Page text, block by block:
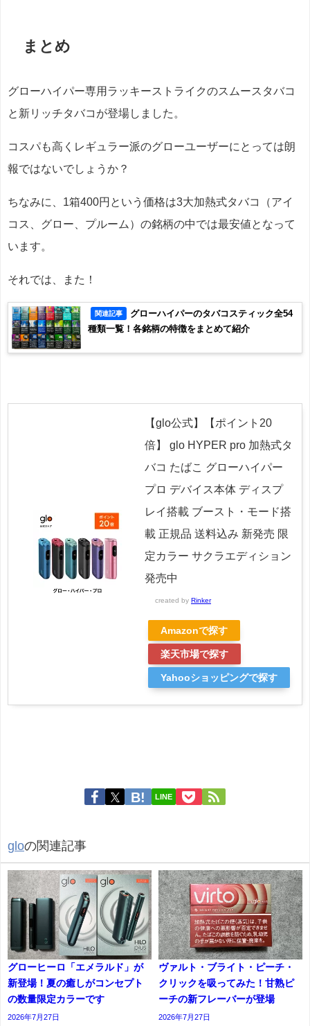
まとめ
グローハイパー専用ラッキーストライクのスムースタバコ
と新リッチタバコが登場しました。
コスパも高くレギュラー派のグローユーザーにとっては朗
報ではないでしょうか？
ちなみに、1箱400円という価格は3大加熱式タバコ（アイ
コス、グロー、プルーム）の銘柄の中では最安値となって
います。
それでは、また！
関連記事
グローハイパーのタバコスティック全54
種類一覧！各銘柄の特徴をまとめて紹介
【glo公式】【ポイント20
倍】 glo HYPER pro 加熱式タ
バコ たばこ グローハイパー
プロ デバイス本体 ディスプ
レイ搭載 ブースト・モード搭
載 正規品 送料込み 新発売 限
定カラー サクラエディション
発売中
created by Rinker
Amazonで探す
楽天市場で探す
Yahooショッピングで探す
LINE
gloの関連記事
グローヒーロ「エメラルド」が
新登場！夏の癒しがコンセプト
の数量限定カラーです
2026年7月27日
ヴァルト・ブライト・ピーチ・
クリックを吸ってみた！甘熟ピ
ーチの新フレーバーが登場
2026年7月27日